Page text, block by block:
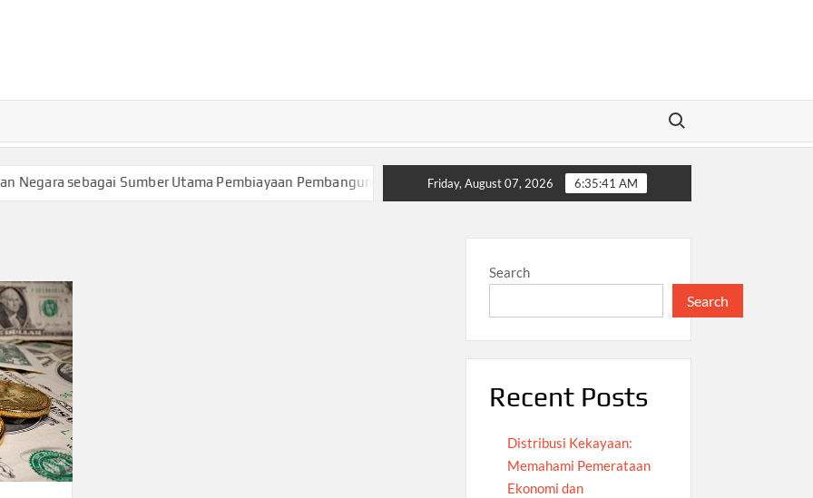
Search for:
sebagai Sumber Utama Pembiayaan Pembangunan Nasional Ekonomi Berkelanjutan: Pilar Masa Depan
Friday, August 07, 2026 6:35:41 AM
Search
Search
Recent Posts
Distribusi Kekayaan:
Memahami Pemerataan
Ekonomi dan